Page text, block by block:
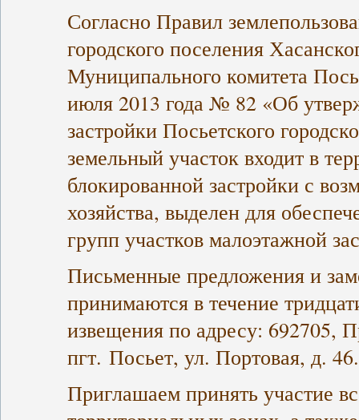
Согласно Правил
городского поселения
Муниципального комитета
июля 2013 года № 82 «Об
застройки Посьетского
земельный участок входит в
блокированной застройки с
хозяйства, выделен для
групп участков малоэтажной
Письменные предложения и
принимаются в течение
извещения по адресу: 692705,
пгт. Посьет, ул. Портовая, д. 46.
Приглашаем принять участие